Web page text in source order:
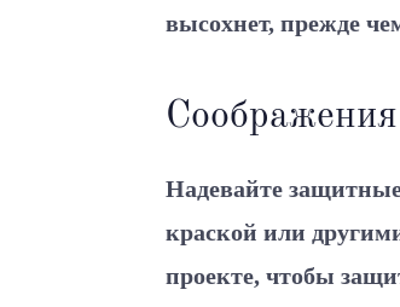
высохнет, прежде
Соображения
Надевайте
краской или
проекте, чтобы